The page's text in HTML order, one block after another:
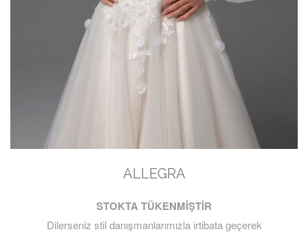
ALLEGRA
STOKTA TÜKENMİŞTİR
Dilerseniz stil danışmanlarımızla irtibata geçerek